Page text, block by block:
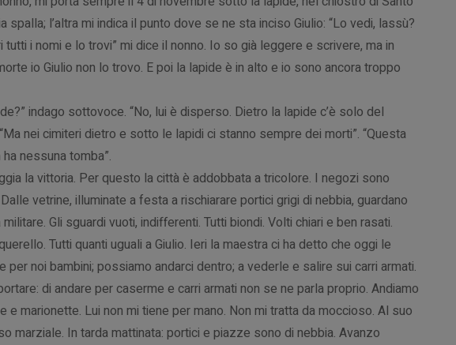
spalla; l’altra mi indica il punto dove se ne sta inciso Giulio: “Lo vedi, lassù?
i nomi e lo trovi” mi dice il nonno. Io so già leggere e scrivere, ma in
io Giulio non lo trovo. E poi la lapide è in alto e io sono ancora troppo
indago sottovoce. “No, lui è disperso. Dietro la lapide c’è solo del
nei cimiteri dietro e sotto le lapidi ci stanno sempre dei morti”. “Questa
nessuna tomba”.
la vittoria. Per questo la città è addobbata a tricolore. I negozi sono
vetrine, illuminate a festa a rischiarare portici grigi di nebbia, guardano
Gli sguardi vuoti, indifferenti. Tutti biondi. Volti chiari e ben rasati.
Tutti quanti uguali a Giulio. Ieri la maestra ci ha detto che oggi le
per noi bambini; possiamo andarci dentro; a vederle e salire sui carri armati.
di andare per caserme e carri armati non se ne parla proprio. Andiamo
e marionette. Lui non mi tiene per mano. Non mi tratta da moccioso. Al suo
marziale. In tarda mattinata: portici e piazze sono di nebbia. Avanzo